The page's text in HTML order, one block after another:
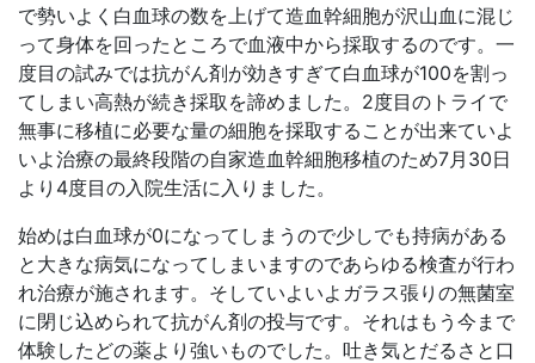
で勢いよく白血球の数を上げて造血幹細胞が沢山血に混じ
って身体を回ったところで血液中から採取するのです。一
度目の試みでは抗がん剤が効きすぎて白血球が100を割っ
てしまい高熱が続き採取を諦めました。2度目のトライで
無事に移植に必要な量の細胞を採取することが出来ていよ
いよ治療の最終段階の自家造血幹細胞移植のため7月30日
より4度目の入院生活に入りました。
始めは白血球が0になってしまうので少しでも持病がある
と大きな病気になってしまいますのであらゆる検査が行わ
れ治療が施されます。そしていよいよガラス張りの無菌室
に閉じ込められて抗がん剤の投与です。それはもう今まで
体験したどの薬より強いものでした。吐き気とだるさと口